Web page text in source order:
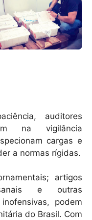
auditores
na vigilância
cargas e
a normas rígidas.
artigos
e outras
podem
do Brasil. Com